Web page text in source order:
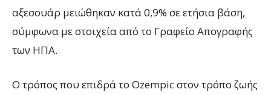
αξεσουάρ μειώθηκαν κατά 0,9% σε ετήσια βάση,
σύμφωνα με στοιχεία από το Γραφείο Απογραφής
των ΗΠΑ.
Ο τρόπος που επιδρά το Ozempic στον τρόπο ζωής